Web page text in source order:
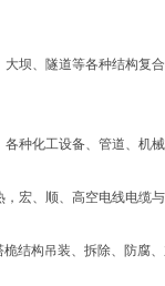
坝、隧道等各种结构复
种化工设备、管道、机
宏、顺、高空电线电缆
结构吊装、拆除、防腐